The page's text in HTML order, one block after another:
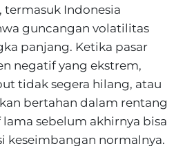
termasuk Indonesia
guncangan volatilitas
panjang. Ketika pasar
negatif yang ekstrem,
tidak segera hilang, atau
bertahan dalam rentang
sebelum akhirnya bisa
keseimbangan normalnya.